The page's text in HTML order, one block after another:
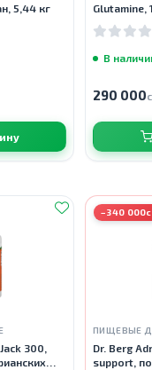
5,44 кг
Glutamine,
В
290 000
300,
−340
ПИЩЕВЫЕ
Dr. Berg
support,